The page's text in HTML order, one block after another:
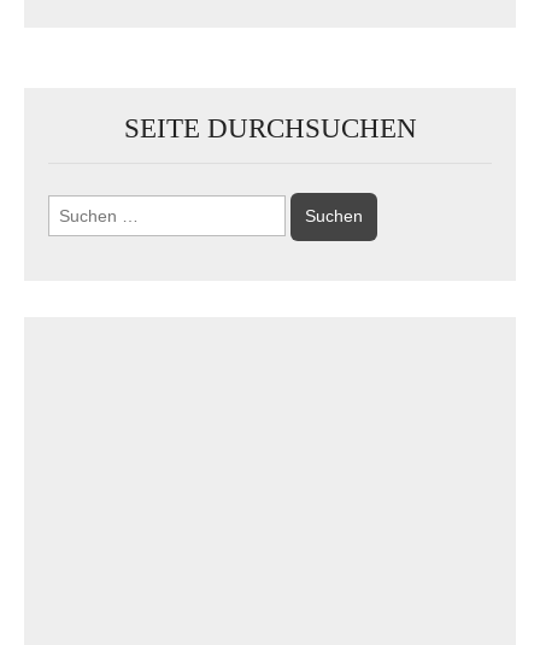
SEITE DURCHSUCHEN
Suchen
nach: